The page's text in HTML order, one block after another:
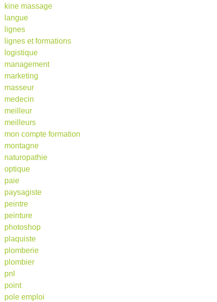
kine massage
langue
lignes
lignes et formations
logistique
management
marketing
masseur
medecin
meilleur
meilleurs
mon compte formation
montagne
naturopathie
optique
paie
paysagiste
peintre
peinture
photoshop
plaquiste
plomberie
plombier
pnl
point
pole emploi